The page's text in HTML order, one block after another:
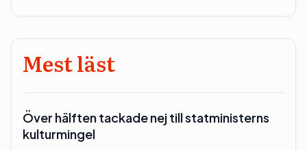
Mest läst
Över hälften tackade nej till statministerns
kulturmingel